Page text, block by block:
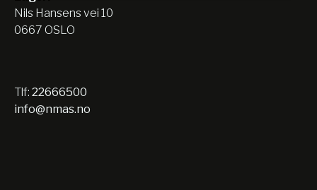
Nils Hansens vei 10
0667 OSLO
Tlf: 22666500
info@nmas.no